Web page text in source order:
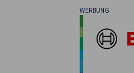
WERBUNG